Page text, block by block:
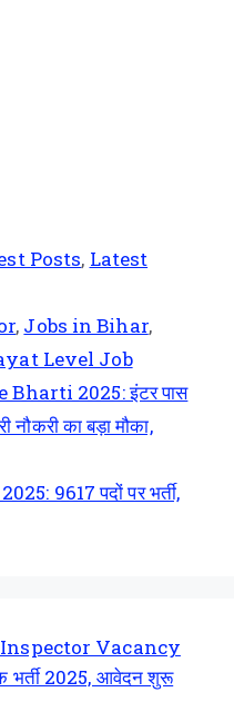
Posts, Latest
, Jobs in Bihar,
Level Job
2025: इंटर पास
नौकरी का बड़ा मौका,
9617 पदों पर भर्ती,
Inspector Vacancy
भर्ती 2025, आवेदन शुरू